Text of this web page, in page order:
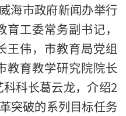
海市政府新闻办举行
育工委常务副书记，
王伟，市教育局党组
教育教学研究院院长
科长葛云龙，介绍2
突破的系列目标任务